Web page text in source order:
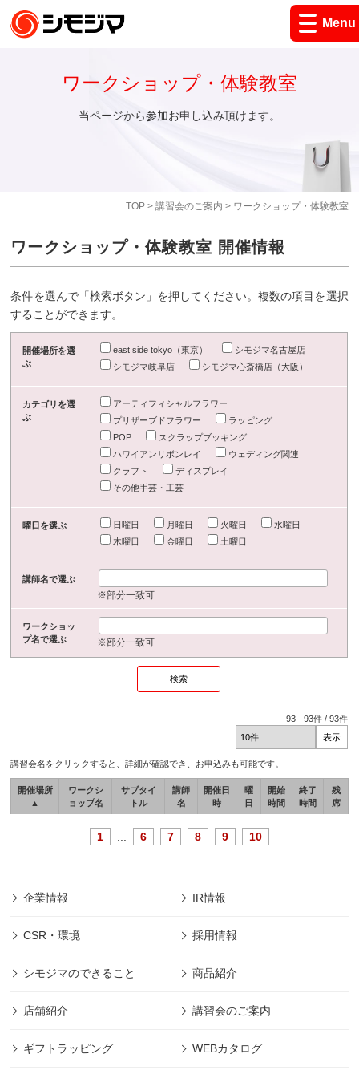
Menu
TOP> 講習会のご案内 > ワークショップ・体験教室
ワークショップ・体験教室
当ページから参加お申し込み頂けます。
ワークショップ・体験教室 開催情報
条件を選んで「検索ボタン」を押してください。複数の項目を選択
することができます。
開催場所を選
ぶ
east side tokyo（東京）
シモジマ名古屋店
シモジマ岐阜店
シモジマ心斎橋店（大阪）
カテゴリを選
ぶ
アーティフィシャルフラワー
プリザーブドフラワー
ラッピング
POP
スクラップブッキング
ハワイアンリボンレイ
ウェディング関連
クラフト
ディスプレイ
その他手芸・工芸
曜日を選ぶ 日曜日 月曜日 火曜日
水曜日
木曜日
金曜日 土曜日
講師名で選ぶ
※部分一致可
ワークショッ
プ名で選ぶ
※部分一致可
93 -93件 /93件
講習会名をクリックすると、詳細が確認でき、お申込みも可能です。
開催場所
▲
ワークシ
ョップ名
サブタイ
トル
講師
名
開催日
時
曜
日
開始
時間
終了
時間
残
席
1 6 7 8 9 10
企業情報 IR情報
CSR・環境 採用情報
シモジマのできること 商品紹介
店舗紹介 講習会のご案内
ギフトラッピング WEBカタログ